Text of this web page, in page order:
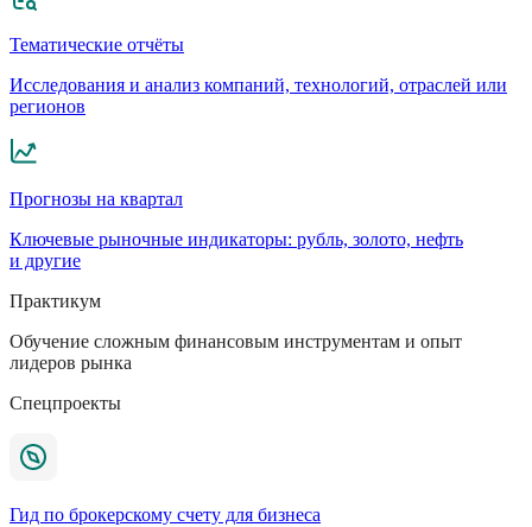
Тематические отчёты
Исследования и анализ компаний, технологий, отраслей или
регионов
Прогнозы на квартал
Ключевые рыночные индикаторы: рубль, золото, нефть
и другие
Практикум
Обучение сложным финансовым инструментам и опыт
лидеров рынка
Спецпроекты
Гид по брокерскому счету для бизнеса